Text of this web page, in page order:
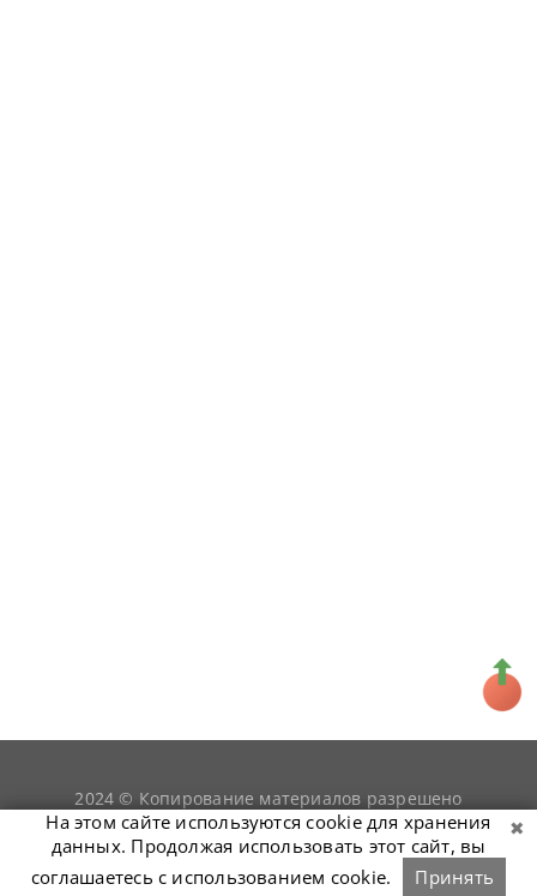
2024 © Копирование материалов разрешено
только при условии гиперссылки наsnookerist.ru
На этом сайте используются cookie для хранения
данных. Продолжая использовать этот сайт, вы
соглашаетесь с использованием cookie.
Принять